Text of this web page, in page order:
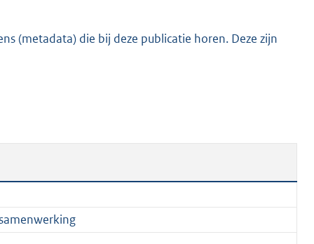
b
(metadata) die bij deze publicatie horen. Deze zijn